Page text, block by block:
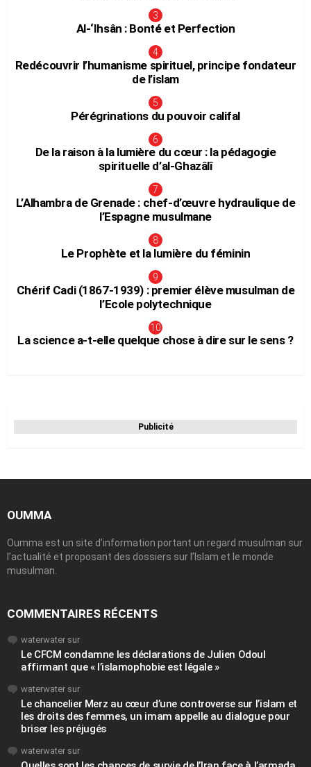
Al-‘Ihsân : Bonté et Perfection
Redécouvrir l’humanisme spirituel, principe fondateur
de l’islam
Pérégrinations du pouvoir califal
De la raison à la lumière du cœur : la pédagogie
spirituelle d’al-Ghazâlî
L’Alhambra de Grenade : chef-d’œuvre hydraulique de
l’Espagne musulmane
Le Prophète et la lumière du féminin
Chérif Cadi (1867-1939) : premier élève musulman de
l’Ecole polytechnique
La science a-t-elle quelque chose à dire sur le sens ?
Publicité
OUMMA
Oumma est un site d’information portant un regard musulman sur
l’actualité et proposant des dossiers sur l’Islam et le monde
musulman.
COMMENTAIRES RÉCENTS
waterwater sur
Le CFCM condamne les déclarations de Julien Odoul
affirmant que « l’islamophobie est légale »
waterwater sur
Le chancelier Merz au cœur d’une controverse sur l’islam et
les droits des femmes, un imam appelle au dialogue pour
briser les préjugés
waterwater sur